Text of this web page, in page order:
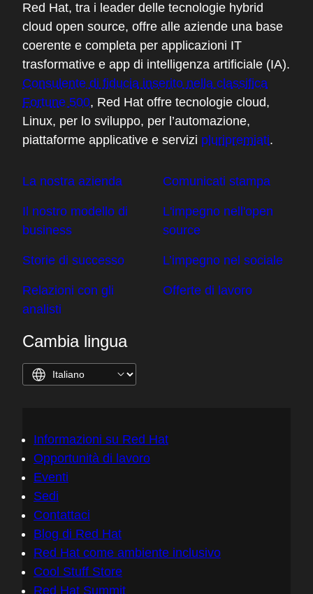
Red Hat, tra i leader delle tecnologie hybrid
cloud open source, offre alle aziende una base
coerente e completa per applicazioni IT
trasformative e app di intelligenza artificiale (IA).
Consulente di fiducia inserito nella classifica
Fortune 500, Red Hat offre tecnologie cloud,
Linux, per lo sviluppo, per l’automazione,
piattaforme applicative e servizi pluripremiati.
La nostra azienda
Il nostro modello di
business
Storie di successo
Relazioni con gli
analisti
Comunicati stampa
L'impegno nell'open
source
L’impegno nel sociale
Offerte di lavoro
Cambia lingua
Informazioni su Red Hat
Opportunità di lavoro
Eventi
Sedi
Contattaci
Blog di Red Hat
Red Hat come ambiente inclusivo
Cool Stuff Store
Red Hat Summit